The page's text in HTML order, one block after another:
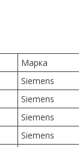
Марка
Siemens
Siemens
Siemens
Siemens